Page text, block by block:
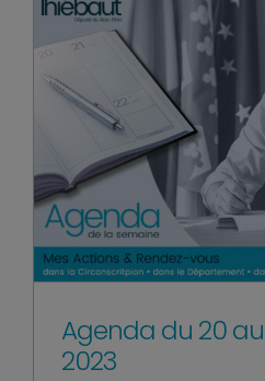
Agenda du 20
2023